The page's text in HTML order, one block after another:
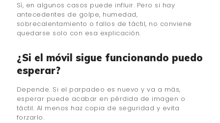
Sí, en algunos casos puede influir. Pero si hay
antecedentes de golpe, humedad,
sobrecalentamiento o fallos de táctil, no conviene
quedarse solo con esa explicación.
¿Si el móvil sigue funcionando puedo
esperar?
Depende. Si el parpadeo es nuevo y va a más,
esperar puede acabar en pérdida de imagen o
táctil. Al menos haz copia de seguridad y evita
forzarlo.